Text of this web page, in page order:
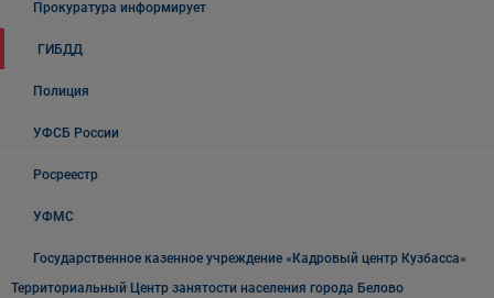
Прокуратура информирует
ГИБДД
Полиция
УФСБ России
Росреестр
УФМС
Государственное казенное учреждение «Кадровый центр Кузбасса»
Территориальный Центр занятости населения города Белово